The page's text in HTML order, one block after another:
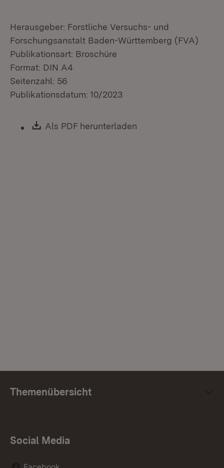
Herausgeber: Forstliche Versuchs- und
Forschungsanstalt Baden-Württemberg (FVA)
Publikationsart: Broschüre
Format: DIN A4
Seitenzahl: 56
Publikationsdatum: 10/2023
Download:
Als PDF herunterladen
Themenübersicht
Social Media